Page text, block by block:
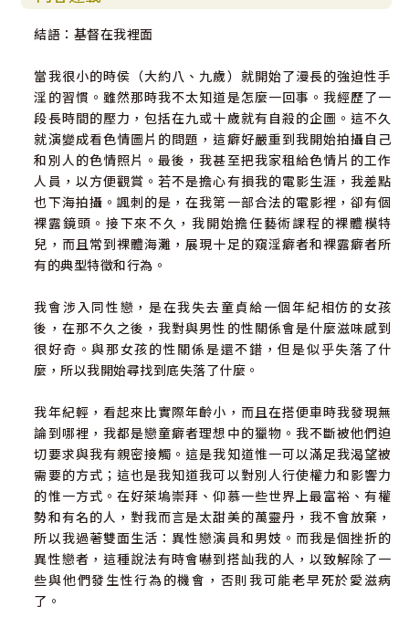
結語：基督在我裡面
當我很小的時侯（大約八、九歲）就開始了漫長的強迫性手
淫的習慣。雖然那時我不太知道是怎麼一回事。我經歷了一
段長時間的壓力，包括在九或十歲就有自殺的企圖。這不久
就演變成看色情圖片的問題，這癖好嚴重到我開始拍攝自己
和別人的色情照片。最後，我甚至把我家租給色情片的工作
人員，以方便觀賞。若不是擔心有損我的電影生涯，我差點
也下海拍攝。諷刺的是，在我第一部合法的電影裡，卻有個
裸露鏡頭。接下來不久，我開始擔任藝術課程的裸體模特
兒，而且常到裸體海灘，展現十足的窺淫癖者和裸露癖者所
有的典型特徵和行為。
我會涉入同性戀，是在我失去童貞給一個年紀相仿的女孩
後，在那不久之後，我對與男性的性關係會是什麼滋味感到
很好奇。與那女孩的性關係是還不錯，但是似乎失落了什
麼，所以我開始尋找到底失落了什麼。
我年紀輕，看起來比實際年齡小，而且在搭便車時我發現無
論到哪裡，我都是戀童癖者理想中的獵物。我不斷被他們迫
切要求與我有親密接觸。這是我知道惟一可以滿足我渴望被
需要的方式；這也是我知道我可以對別人行使權力和影響力
的惟一方式。在好萊塢崇拜、仰慕一些世界上最富裕、有權
勢和有名的人，對我而言是太甜美的萬靈丹，我不會放棄，
所以我過著雙面生活：異性戀演員和男妓。而我是個挫折的
異性戀者，這種說法有時會嚇到搭訕我的人，以致解除了一
些與他們發生性行為的機會，否則我可能老早死於愛滋病
了。